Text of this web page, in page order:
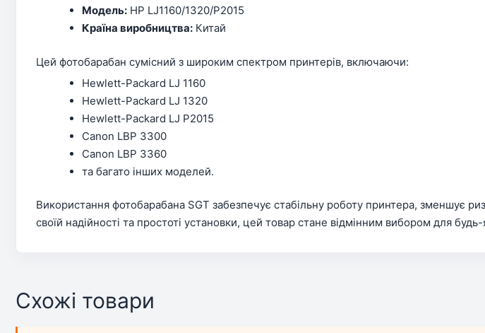
Модель: HP LJ1160/1320/P2015
Країна виробництва: Китай
Цей фотобарабан сумісний з широким спектром принтерів, включаючи:
Hewlett-Packard LJ 1160
Hewlett-Packard LJ 1320
Hewlett-Packard LJ P2015
Canon LBP 3300
Canon LBP 3360
та багато інших моделей.
Використання фотобарабана SGT забезпечує стабільну роботу принтера, зменшує
своїй надійності та простоті установки, цей товар стане відмінним вибором для
Схожі товари